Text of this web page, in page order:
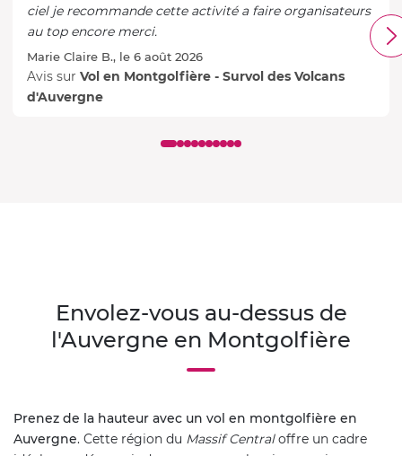
ciel je recommande cette activité a faire organisateurs
au top encore merci.
Marie Claire B., le 6 août 2026
Avis sur Vol en Montgolfière - Survol des Volcans
d'Auvergne
Envolez-vous au-dessus de
l'Auvergne en Montgolfière
Prenez de la hauteur avec un vol en montgolfière en
Auvergne. Cette région du Massif Centraloffre un cadre